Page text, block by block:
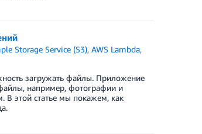
Storage Service (S3),AWS Lambda,
загружать файлы. Приложение
например, фотографии и
В этой статье мы покажем, как